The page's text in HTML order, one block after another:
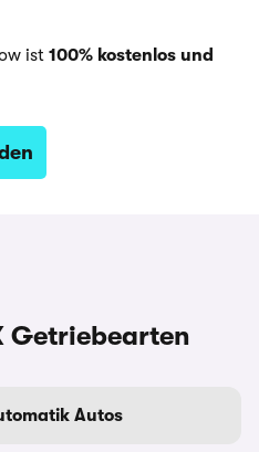
ist 100% kostenlos und
Getriebearten
Autos